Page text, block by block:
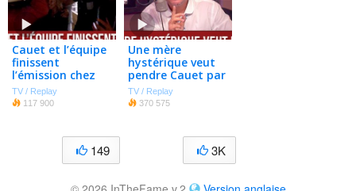
Cauet et l’équipe
finissent
l’émission chez
un auditeur –
C’Cauet sur NRJ
TV / Replay
117 900
149
Une mère
hystérique veut
pendre Cauet par
la peau des c***
– C’Cauet sur NRJ
TV / Replay
370 575
3K